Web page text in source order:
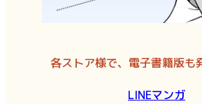
各ストア様で、電子書籍版も
LINEマンガ